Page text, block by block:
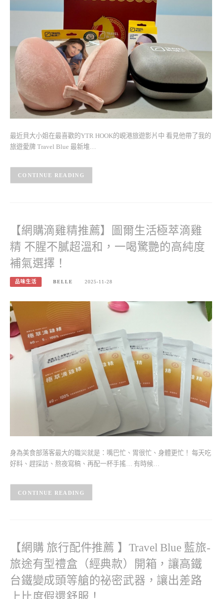
最近貝大小姐在最喜歡的YTR HOOK的峴港旅遊影片中 看見他帶了我的
旅遊愛牌 Travel Blue 最新堆…
CONTINUE READING
【網購滴雞精推薦】圖爾生活極萃滴雞
精 不腥不膩超溫和，一喝驚艷的高純度
補氣選擇！
品味生活 BELLE 2025-11-28
身為美食部落客最大的職災就是：嘴巴忙、胃很忙、身體更忙！ 每天吃
好料、趕採訪、熬夜寫稿、再配一杯手搖… 有時候…
CONTINUE READING
【網購 旅行配件推薦 】Travel Blue 藍旅-
旅途有型禮盒（經典款）開箱，讓高鐵
台鐵變成頭等艙的祕密武器，讓出差路